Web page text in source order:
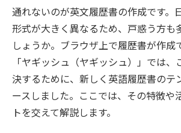
通れないのが英文履歴書の作成です。
形式が大きく異なるため、戸惑う方も
しょうか。ブラウザ上で履歴書が作成
「ヤギッシュ（ヤギッシュ）」では
決するために、新しく英語履歴書のテ
ースしました。ここでは、その特徴や
トを交えて解説します。